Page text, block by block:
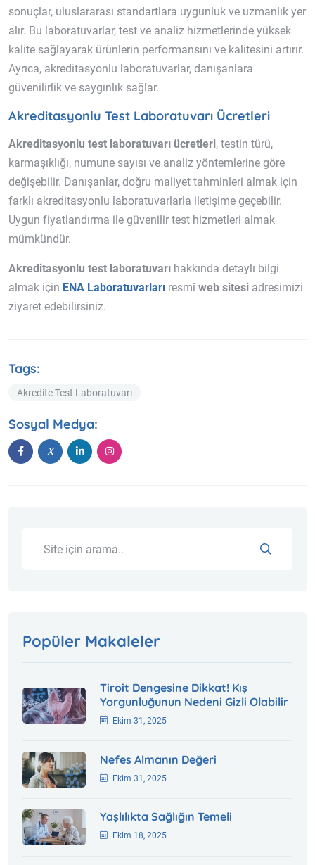
sonuçlar, uluslararası standartlara uygunluk ve uzmanlık yer
alır. Bu laboratuvarlar, test ve analiz hizmetlerinde yüksek
kalite sağlayarak ürünlerin performansını ve kalitesini artırır.
Ayrıca, akreditasyonlu laboratuvarlar, danışanlara
güvenilirlik ve saygınlık sağlar.
Akreditasyonlu Test Laboratuvarı Ücretleri
Akreditasyonlu test laboratuvarı ücretleri, testin türü,
karmaşıklığı, numune sayısı ve analiz yöntemlerine göre
değişebilir. Danışanlar, doğru maliyet tahminleri almak için
farklı akreditasyonlu laboratuvarlarla iletişime geçebilir.
Uygun fiyatlandırma ile güvenilir test hizmetleri almak
mümkündür.
Akreditasyonlu test laboratuvarı hakkında detaylı bilgi
almak için ENA Laboratuvarları resmî web sitesi adresimizi
ziyaret edebilirsiniz.
Tags:
Akredite Test Laboratuvarı
Sosyal Medya:
Popüler Makaleler
Tiroit Dengesine Dikkat! Kış
Yorgunluğunun Nedeni Gizli Olabilir
Ekim 31, 2025
Nefes Almanın Değeri
Ekim 31, 2025
Yaşlılıkta Sağlığın Temeli
Ekim 18, 2025